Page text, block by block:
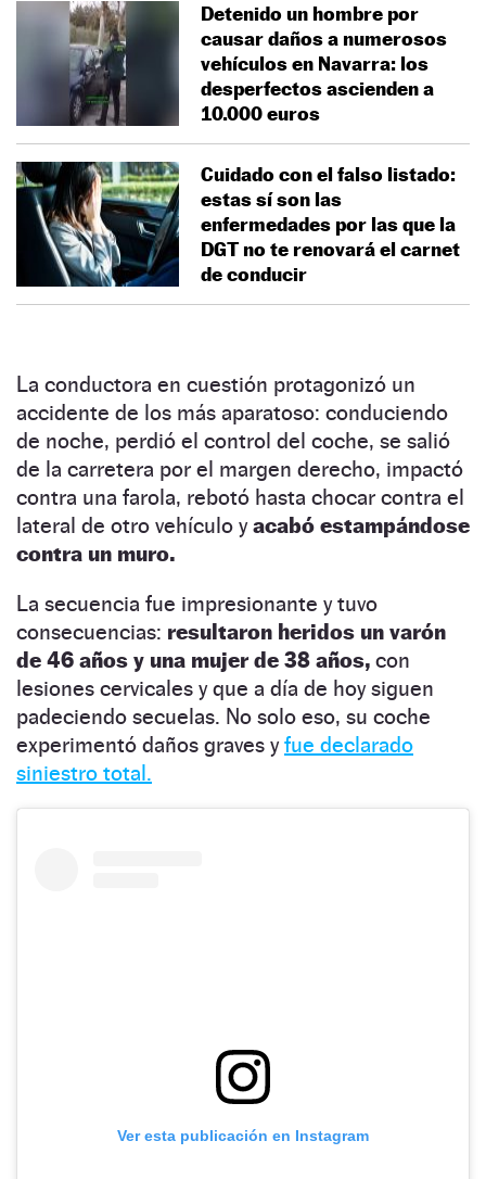
Detenido un hombre por
causar daños a numerosos
vehículos en Navarra: los
desperfectos ascienden a
10.000 euros
Cuidado con el falso listado:
estas sí son las
enfermedades por las que la
DGT no te renovará el carnet
de conducir
La conductora en cuestión protagonizó un
accidente de los más aparatoso: conduciendo
de noche, perdió el control del coche, se salió
de la carretera por el margen derecho, impactó
contra una farola, rebotó hasta chocar contra el
lateral de otro vehículo yacabó estampándose
contra un muro.
La secuencia fue impresionante y tuvo
consecuencias: resultaron heridos un varón
de 46 años y una mujer de 38 años, con
lesiones cervicales y que a día de hoy siguen
padeciendo secuelas. No solo eso, su coche
experimentó daños graves yfue declarado
siniestro total.
Ver esta publicación en Instagram